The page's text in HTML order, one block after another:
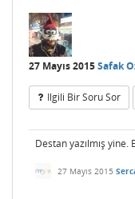
27 Mayıs 2015Safak
Ilgili Bir Soru Sor
Destan yazılmış yine.
27 Mayıs 2015